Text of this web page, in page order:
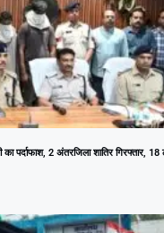
पर्दाफाश, 2 अंतरजिला शातिर गिरफ्तार, 18